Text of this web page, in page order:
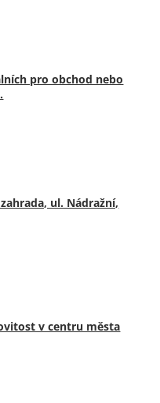
pro obchod nebo
ul. Nádražní,
v centru města